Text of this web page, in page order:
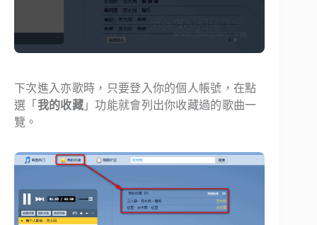
下次進入亦歌時，只要登入你的個人帳號，在點
選「 我的收藏」功能就會列出你收藏過的歌曲一
覽。